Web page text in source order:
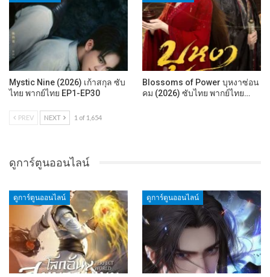
Mystic Nine (2026) เก้าสกุล ซับ
ไทย พากย์ไทย EP1-EP30
Blossoms of Power บุหงาซ่อน
คม (2026) ซับไทย พากย์ไทย…
PREV NEXT 1 of 1,654
ดูการ์ตูนออนไลน์
ดูการ์ตูนออนไลน์ ดูการ์ตูนออนไลน์